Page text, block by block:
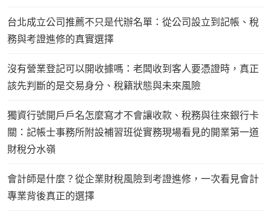
台北成立公司推薦不只是代辦名單：從公司設立到記帳、稅
務與考證進修的真實選擇
沒有營業登記可以開收據嗎：老闆收到客人要憑證時，真正
該先判斷的是交易身分、稅籍狀態與未來風險
獨資行號開戶戶名怎麼寫才不會讓收款、稅務與往來銀行卡
關：記帳士事務所附設補習班從實務現場看見的開業第一道
財稅分水嶺
會計師是什麼？從企業財稅風險到考證進修，一次看見會計
專業背後真正的選擇